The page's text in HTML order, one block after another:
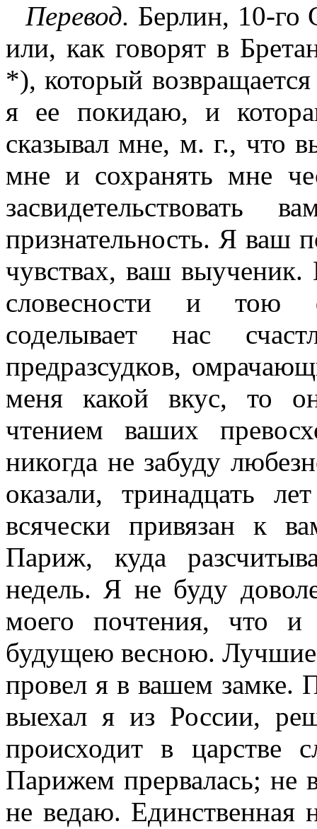
Перевод. Берлин, 10-го
или, как говорят в
*), который
я ее покидаю, и
сказывал мне, м. г., что
мне и сохранять мне
признательность. Я ваш
чувствах, ваш
словесности и тою
соделывает нас
предразсудков,
меня какой вкус, то
чтением ваших
никогда не забуду
оказали, тринадцать
всячески привязан к
Париж, куда
недель. Я не буду
моего почтения, что и
будущею весною. Лучшие
провел я в вашем замке.
выехал я из России,
происходит в царстве
Парижем прервалась; не
не ведаю. Единственная